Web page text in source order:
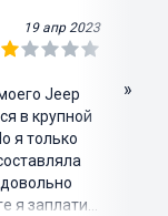
19 апр 2023
Jeep
в крупной
я только
я заплатил
»